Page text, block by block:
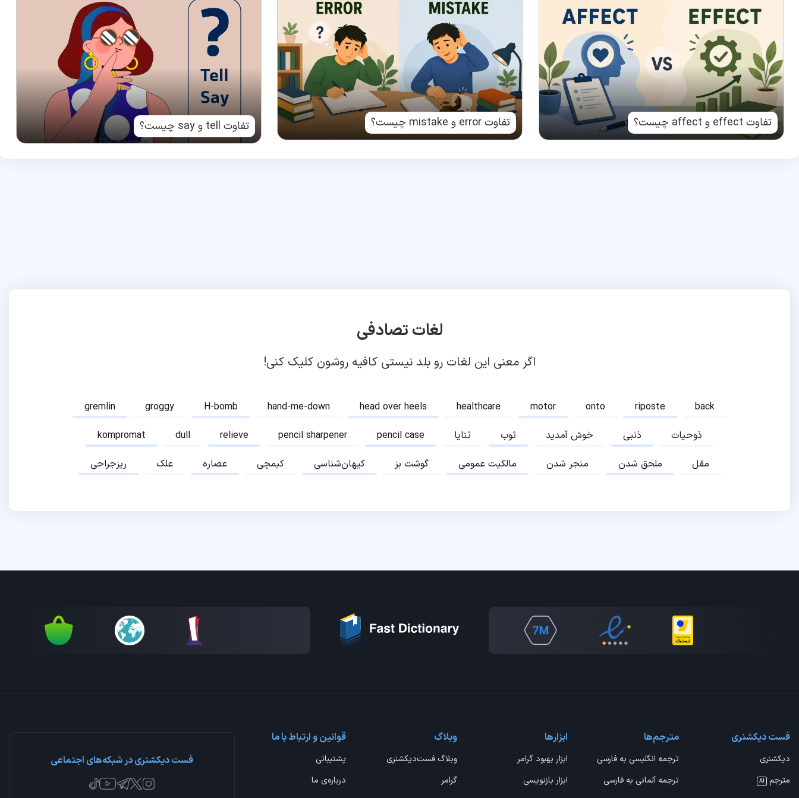
تفاوت effect و affect چیست؟ تفاوت error و mistake چیست؟ تفاوت tell و say چیست؟
لغات تصادفی
اگر معنی این لغات رو بلد نیستی کافیه روشون کلیک کنی!
gremlin groggy H-bomb hand-me-down head over heels healthcare motor onto riposte
back
kompromat
dull relieve pencil sharpener pencil case ثنایا ثوب خوش آمدید ذنبی
ذوحیات
ریزجراحی
علک عصاره کیمچی کیهان‌شناسی گوشت بز مالکیت عمومی منجر شدن ملحق شدن مقل
فست دیکشنری
دیکشنری
مترجم
AI
مترجم‌ها
ترجمه انگلیسی به فارسی
ترجمه آلمانی به فارسی
ابزارها
ابزار بهبود گرامر
ابزار بازنویسی
وبلاگ
وبلاگ فست‌دیکشنری
گرامر
قوانین و ارتباط با ما
پشتیبانی
درباره‌ی ما
فست دیکشنری در شبکه‌های اجتماعی